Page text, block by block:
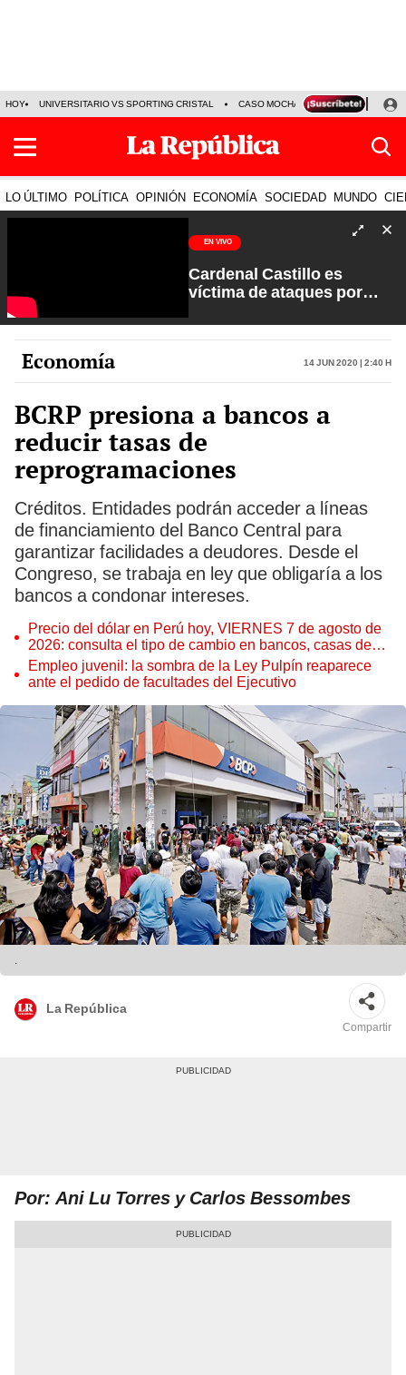
HOY UNIVERSITARIO VS SPORTING CRISTAL CASO MOCHASUELDOS
LO ÚLTIMO POLÍTICA OPINIÓN ECONOMÍA SOCIEDAD MUNDO
EN VIVO
Cardenal Castillo es
víctima de ataques por
Verdad a Fondo con Pedro
Salinas
Economía 14 Jun 2020 | 2:40 h
BCRP presiona a bancos a
reducir tasas de
reprogramaciones
Créditos. Entidades podrán acceder a líneas
de financiamiento del Banco Central para
garantizar facilidades a deudores. Desde el
Congreso, se trabaja en ley que obligaría a los
bancos a condonar intereses.
Precio del dólar en Perú hoy, VIERNES 7 de agosto de
2026: consulta el tipo de cambio en bancos, casas de
cambio y plataformas digitales
Empleo juvenil: la sombra de la Ley Pulpín reaparece
ante el pedido de facultades del Ejecutivo
.
La República
Compartir
Por: Ani Lu Torres y Carlos Bessombes